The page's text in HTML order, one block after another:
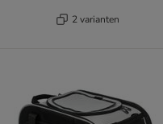
2 varianten